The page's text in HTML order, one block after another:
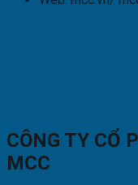
CÔNG TY CỔ
MCC